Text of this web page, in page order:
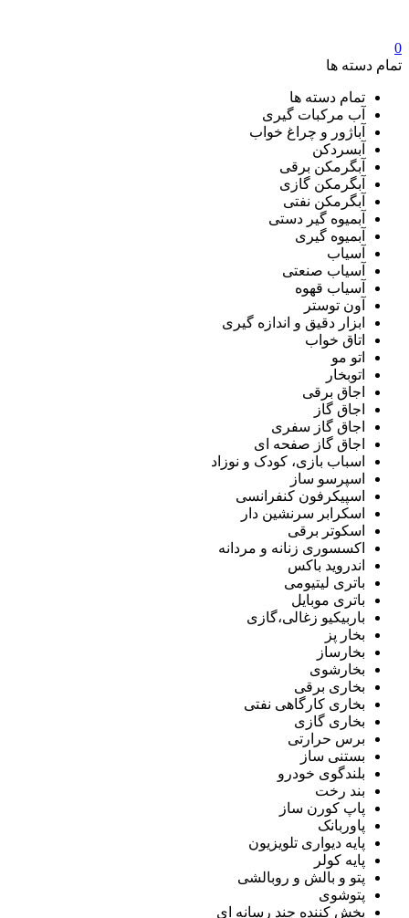
0
تمام دسته ها
تمام دسته ها
آب مرکبات گیری
آباژور و چراغ خواب
آبسردکن
آبگرمکن برقی
آبگرمکن گازی
آبگرمکن نفتی
آبمیوه گیر دستی
آبمیوه گیری
آسیاب
آسیاب صنعتی
آسیاب قهوه
آون توستر
ابزار دقیق و اندازه گیری
اتاق خواب
اتو مو
اتوبخار
اجاق برقی
اجاق گاز
اجاق گاز سفری
اجاق گاز صفحه ای
اسباب بازی، کودک و نوزاد
اسپرسو ساز
اسپیکرفون کنفرانسی
اسکرابر سرنشین دار
اسکوتر برقی
اکسسوری زنانه و مردانه
اندروید باکس
باتری لیتیومی
باتری موبایل
باربیکیو زغالی،گازی
بخار پز
بخارساز
بخارشوی
بخاری برقی
بخاری کارگاهی نفتی
بخاری گازی
برس حرارتی
بستنی ساز
بلندگوی خودرو
بند رخت
پاپ کورن ساز
پاوربانک
پایه دیواری تلویزیون
پایه کولر
پتو و بالش و روبالشی
پتوشوی
پخش کننده چند رسانه ای